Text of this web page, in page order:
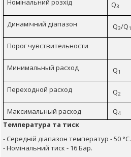
Номінальний розхід Q3
Динамічний діапазон Q3/Q1
Порог чувствительности
Минимальный расход Q1
Переходной расход Q2
Максимальный расход Q4
Температура та тиск
- Середній діапазон температур - 50 °С.
- Номінальний тиск - 16 Бар.